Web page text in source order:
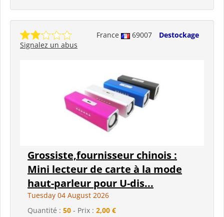
France 69007
Destockage
Signalez un abus
Grossiste,fournisseur chinois :
Mini lecteur de carte à la mode
haut-parleur pour U-dis...
Tuesday 04 August 2026
Quantité : 50 - Prix : 2,00 €